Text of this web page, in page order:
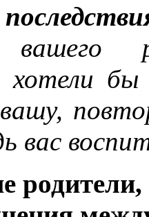
вашего
хотели
вас